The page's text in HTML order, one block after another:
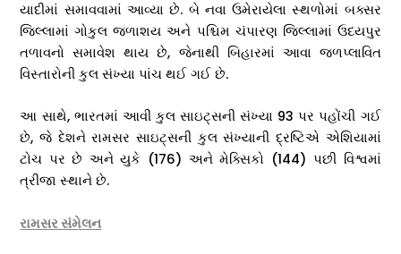
યાદીમાં સમાવવામાં આવ્યા છે. બે નવા ઉમેરાયેલા સ્થળોમાં બક્સર
જિલ્લામાં ગોકુલ જળાશય અને પશ્ચિમ ચંપારણ જિલ્લામાં ઉદયપુર
તળાવનો સમાવેશ થાય છે, જેનાથી બિહારમાં આવા જળપ્લાવિત
વિસ્તારોની કુલ સંખ્યા પાંચ થઈ ગઈ છે.
આ સાથે, ભારતમાં આવી કુલ સાઇટ્સની સંખ્યા 93 પર પહોંચી ગઈ
છે, જે દેશને રામસર સાઇટ્સની કુલ સંખ્યાની દ્રષ્ટિએ એશિયામાં
ટોચ પર છે અને યુકે (176) અને મેક્સિકો (144) પછી વિશ્વમાં
ત્રીજા સ્થાને છે.
રામસર સંમેલન